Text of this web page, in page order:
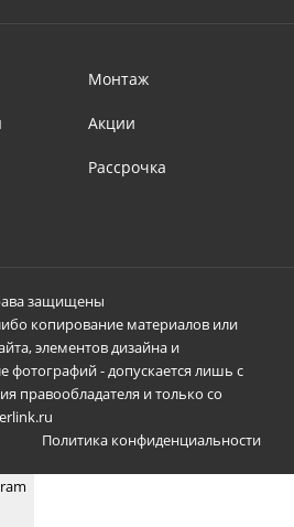
Монтаж
Акции
Рассрочка
защищены
копирование материалов или
элементов дизайна и
фотографий - допускается лишь с
правообладателя и только со
Политика конфиденциальности